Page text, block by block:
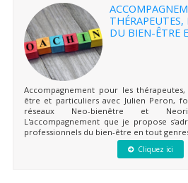
THÉRAPEUTES,
DU BIEN-ÊTRE
Accompagnement pour les
être et particuliers avec Julien Peron,
réseaux Neo-bienêtre et
L'accompagnement que je propose
professionnels du bien-être en tout
Cliquez ici